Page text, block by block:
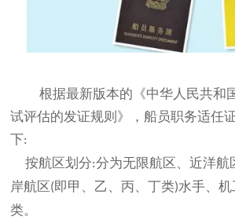
根据最新版本的《中华人民共和
试评估的发证规则》，船员职务适任
下:
按航区划分:分为无限航区、近洋航
岸航区(即甲、乙、丙、丁类)水手、
类。